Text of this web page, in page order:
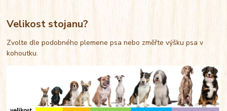
Velikost stojanu?
Zvolte dle podobného plemene psa nebo změřte výšku psa v
kohoutku.